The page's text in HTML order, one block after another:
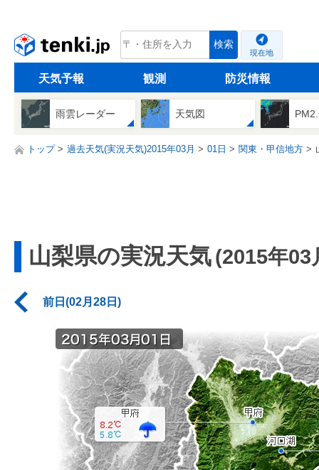
tenki.jp 検索
現在地
天気予報 観測 防災情報
雨雲レーダー 天気図
トップ 過去天気(実況天気)2015年03月 01日 関東・甲信地方
山梨県の実況天気(2015年03
前日(02月28日)